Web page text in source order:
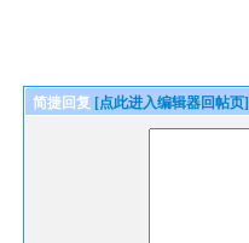
简捷回复 [点此进入编辑器回帖页]